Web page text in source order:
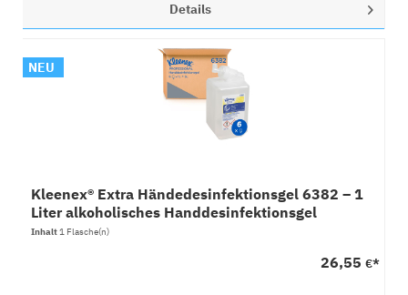
Details
NEU
Kleenex® Extra Händedesinfektionsgel 6382 – 1
Liter alkoholisches Handdesinfektionsgel
Inhalt1 Flasche(n)
26,55 €*